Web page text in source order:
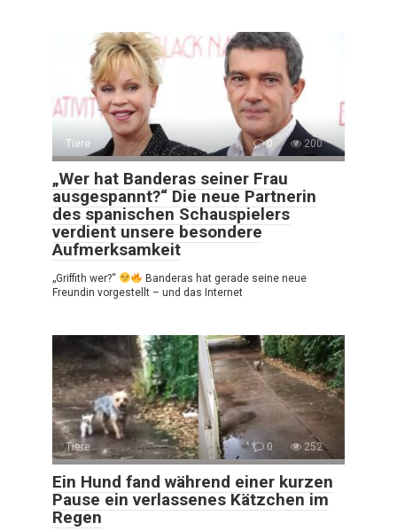
Tiere 0 200
„Wer hat Banderas seiner Frau
ausgespannt?“ Die neue Partnerin
des spanischen Schauspielers
verdient unsere besondere
Aufmerksamkeit
„Griffith wer?“
Banderas hat gerade seine neue
Freundin vorgestellt – und das Internet
Tiere 0 252
Ein Hund fand während einer kurzen
Pause ein verlassenes Kätzchen im
Regen